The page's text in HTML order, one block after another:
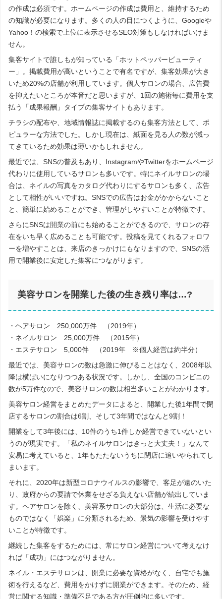
の作成は必須です。ホームページの作成は費用と、維持するため
の知識が必要になります。多くの人の目につくように、Googleや
Yahoo！の検索で上位に表示させるSEO対策もしなければいけま
せん。
集客サイトで誰しもが知っている「ホットペッパービューティ
ー」。掲載費用が高いということで有名ですが、集客効果が大き
いため20%の店舗が利用しています。個人サロンの場合、広告費
を抑えたいところが本音だと思いますが、1回の施術毎に費用を支
払う「成果報酬」タイプの集客サイトもあります。
チラシの配布や、地域情報誌に掲載するのも集客方法として、ポ
ピュラーな方法でした。しかし現在は、紙面を見る人の数が減っ
てきているため効果は薄いかもしれません。
最近では、SNSの普及もあり、InstagramやTwitterをホームページ
代わりに使用しているサロンも多いです。特にネイルサロンの場
合は、ネイルの写真をカタログ代わりにするサロンも多く、広告
として相性がいいですね。SNSでの広告はお金がかからないこと
と、簡単に始めることができ、管理がしやすいことが特徴です。
さらにSNSは開業の前にも始めることができるので、サロンの存
在をいち早く広めることも可能です。投稿を見てくれるフォロワ
ーを増やすことは、来店のきっかけにもなりますので、SNSの活
用で開業後に安定した集客につながります。
美容サロンを開業した後の生き残り率は…?
・ヘアサロン 250,000万件 （2019年）
・ネイルサロン 25,000万件 （2015年）
・エステサロン 5,000件 （2019年 ※個人経営は約半分）
最近では、美容サロンの数は急激に伸びることはなく、2008年以
降は横ばいになりつつある状況です。しかし、全国のコンビニの
数が5万件なので、美容サロンの数は相当多いことがわかります。
美容サロン経営をまとめたデータによると、開業した後1年間で閉
店するサロンの割合は6割、そして3年間ではなんと9割！
開業をして3年後には、10件のうち1件しか経営できていないとい
うのが現実です。「私のネイルサロンはきっと大丈夫！」なんて
安易に考えていると、1年もたたないうちに閉店に追いやられてし
まいます。
それに、2020年は新型コロナウイルスの影響で、客足が遠のいた
り、政府からの要請で休業をせざる負えない店舗が続出していま
す。ヘアサロンを除く、美容系サロンの大部分は、生活に必要な
ものではなく「娯楽」に分類されるため、景気の影響を受けやす
いことが特徴です。
継続した集客をするためには、常にサロン経営について考えなけ
れば「成功」にはつながりません。
ネイル・エステサロンは、開業に必要な資格がなく、自宅でも施
術を行えるなど、費用をかけずに開業ができます。そのため、経
営に関する知識・準備不足である方が圧倒的に多いです。